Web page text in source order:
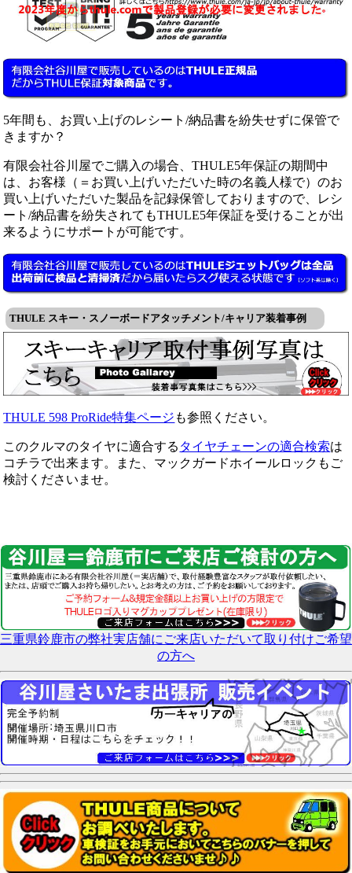
5年間も、お買い上げのレシート/納品書を紛失せずに保管で
きますか？
有限会社谷川屋でご購入の場合、THULE5年保証の期間中
は、お客様（＝お買い上げいただいた時の名義人様で）のお
買い上げいただいた製品を記録保管しておりますので、レシ
ート/納品書を紛失されてもTHULE5年保証を受けることが出
来るようにサポートが可能です。
THULE スキー・スノーボードアタッチメント/キャリア装着事例
THULE 598 ProRide特集ページ も参照ください。
このクルマのタイヤに適合する タイヤチェーンの適合検索は
コチラで出来ます。また、マックガードホイールロックもご
検討くださいませ。
三重県鈴鹿市の弊社実店舗にご来店いただいて取り付けご希望
の方へ